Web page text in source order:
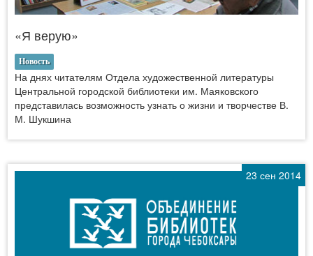
«Я верую»
Новость
На днях читателям Отдела художественной литературы
Центральной городской библиотеки им. Маяковского
представилась возможность узнать о жизни и творчестве В.
М. Шукшина
23 сен 2014